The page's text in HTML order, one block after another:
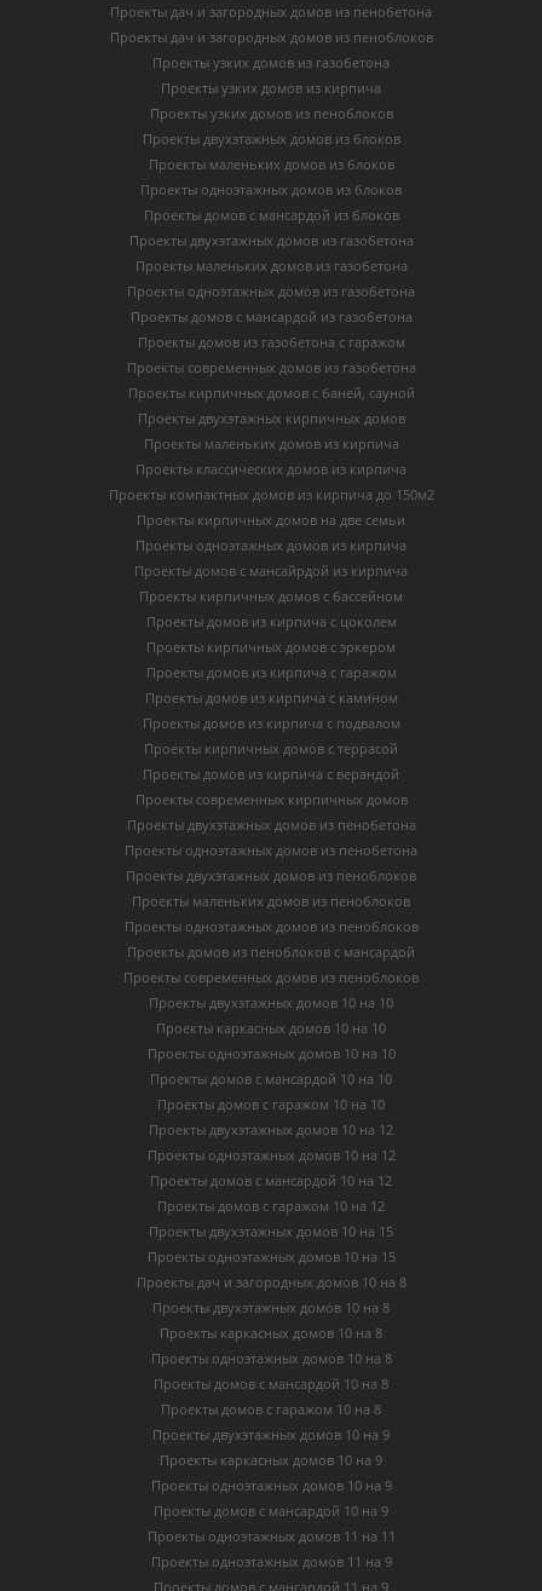
Проекты дач и загородных домов из пенобетона
Проекты дач и загородных домов из пеноблоков
Проекты узких домов из газобетона
Проекты узких домов из кирпича
Проекты узких домов из пеноблоков
Проекты двухэтажных домов из блоков
Проекты маленьких домов из блоков
Проекты одноэтажных домов из блоков
Проекты домов с мансардой из блоков
Проекты двухэтажных домов из газобетона
Проекты маленьких домов из газобетона
Проекты одноэтажных домов из газобетона
Проекты домов с мансардой из газобетона
Проекты домов из газобетона с гаражом
Проекты современных домов из газобетона
Проекты кирпичных домов с баней, сауной
Проекты двухэтажных кирпичных домов
Проекты маленьких домов из кирпича
Проекты классических домов из кирпича
Проекты компактных домов из кирпича до 150м2
Проекты кирпичных домов на две семьи
Проекты одноэтажных домов из кирпича
Проекты домов с мансайрдой из кирпича
Проекты кирпичных домов с бассейном
Проекты домов из кирпича с цоколем
Проекты кирпичных домов с эркером
Проекты домов из кирпича с гаражом
Проекты домов из кирпича с камином
Проекты домов из кирпича с подвалом
Проекты кирпичных домов с террасой
Проекты домов из кирпича с верандой
Проекты современных кирпичных домов
Проекты двухэтажных домов из пенобетона
Проекты одноэтажных домов из пенобетона
Проекты двухэтажных домов из пеноблоков
Проекты маленьких домов из пеноблоков
Проекты одноэтажных домов из пеноблоков
Проекты домов из пеноблоков с мансардой
Проекты современных домов из пеноблоков
Проекты двухэтажных домов 10 на 10
Проекты каркасных домов 10 на 10
Проекты одноэтажных домов 10 на 10
Проекты домов с мансардой 10 на 10
Проекты домов с гаражом 10 на 10
Проекты двухэтажных домов 10 на 12
Проекты одноэтажных домов 10 на 12
Проекты домов с мансардой 10 на 12
Проекты домов с гаражом 10 на 12
Проекты двухэтажных домов 10 на 15
Проекты одноэтажных домов 10 на 15
Проекты дач и загородных домов 10 на 8
Проекты двухэтажных домов 10 на 8
Проекты каркасных домов 10 на 8
Проекты одноэтажных домов 10 на 8
Проекты домов с мансардой 10 на 8
Проекты домов с гаражом 10 на 8
Проекты двухэтажных домов 10 на 9
Проекты каркасных домов 10 на 9
Проекты одноэтажных домов 10 на 9
Проекты домов с мансардой 10 на 9
Проекты одноэтажных домов 11 на 11
Проекты одноэтажных домов 11 на 9
Проекты домов с мансардой 11 на 9